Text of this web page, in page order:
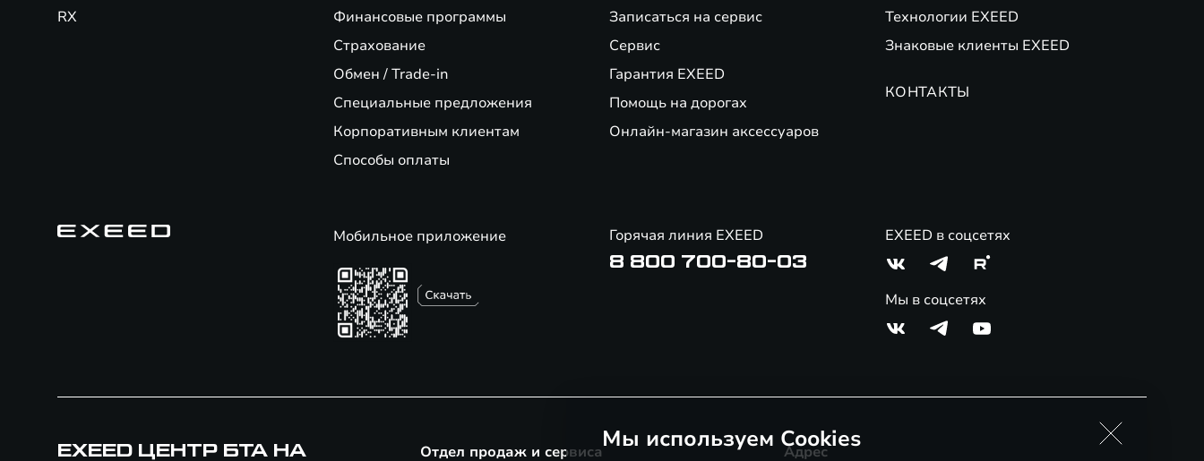
RX
Финансовые программы
Страхование
Обмен / Trade-in
Специальные предложения
Корпоративным клиентам
Способы оплаты
Записаться на сервис
Сервис
Гарантия EXEED
Помощь на дорогах
Онлайн-магазин аксессуаров
Технологии EXEED
Знаковые клиенты EXEED
КОНТАКТЫ
Мобильное приложение Горячая линия EXEED
8 800 700-80-03
EXEED в соцсетях
Мы в соцсетях
EXEED ЦЕНТР БТА НА Отдел продаж и сервиса Адрес
Мы используем Cookies